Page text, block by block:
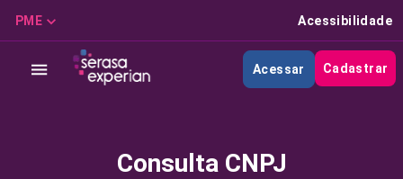
PME Acessibilidade
Acessar Cadastrar
Consulta CNPJ